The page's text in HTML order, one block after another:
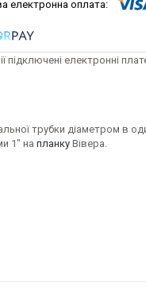
підключені електронні
трубки діаметром
1" на планку Вівера.